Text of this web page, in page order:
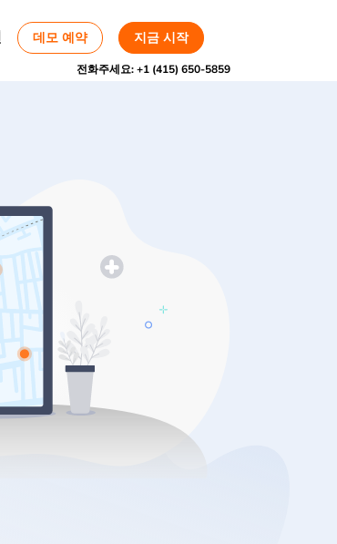
데모 예약 지금 시작
전화주세요:+1 (415) 650-5859